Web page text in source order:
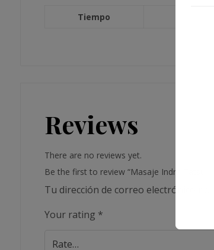
Tiempo
Reviews
There are no reviews yet.
Be the first to review “Masaje Indra Tatsu”
Tu dirección de correo electrónico no
Your rating *